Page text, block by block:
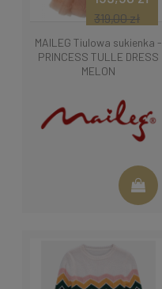
MAILEG Tiulowa sukienka -
PRINCESS TULLE DRESS
MELON
319,00 zł